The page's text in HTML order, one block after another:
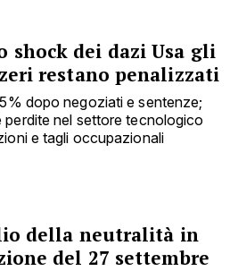
shock dei dazi Usa gli
restano penalizzati
dopo negoziati e sentenze;
nel settore tecnologico
e tagli occupazionali
della neutralità in
del 27 settembre